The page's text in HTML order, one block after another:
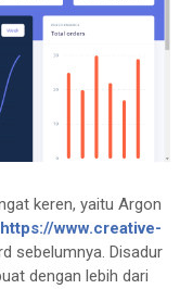
keren, yaitu Argon
https://www.creative-
sebelumnya. Disadur
dengan lebih dari